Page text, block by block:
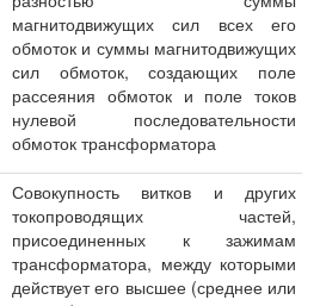
магнитодвижущих сил всех его
обмоток и суммы магнитодвижущих
сил обмоток, создающих поле
рассеяния обмоток и поле токов
нулевой последовательности
обмоток трансформатора
Совокупность витков и других
токопроводящих частей,
присоединенных к зажимам
трансформатора, между которыми
действует его высшее (среднее или